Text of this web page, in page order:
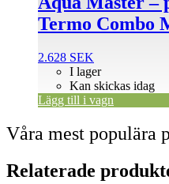
Termo Combo
2.628 SEK
I lager
Kan skickas idag
Lägg till i vagn
Våra mest populära
Relaterade